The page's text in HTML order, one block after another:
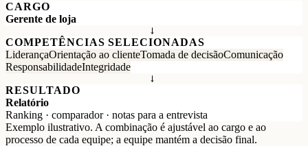
CARGO
Gerente de loja
→
COMPETÊNCIAS SELECIONADAS
LiderançaOrientação ao clienteTomada de decisãoComunicação
ResponsabilidadeIntegridade
→
RESULTADO
Relatório
Ranking · comparador · notas para a entrevista
Exemplo ilustrativo. A combinação é ajustável ao cargo e ao
processo de cada equipe; a equipe mantém a decisão final.